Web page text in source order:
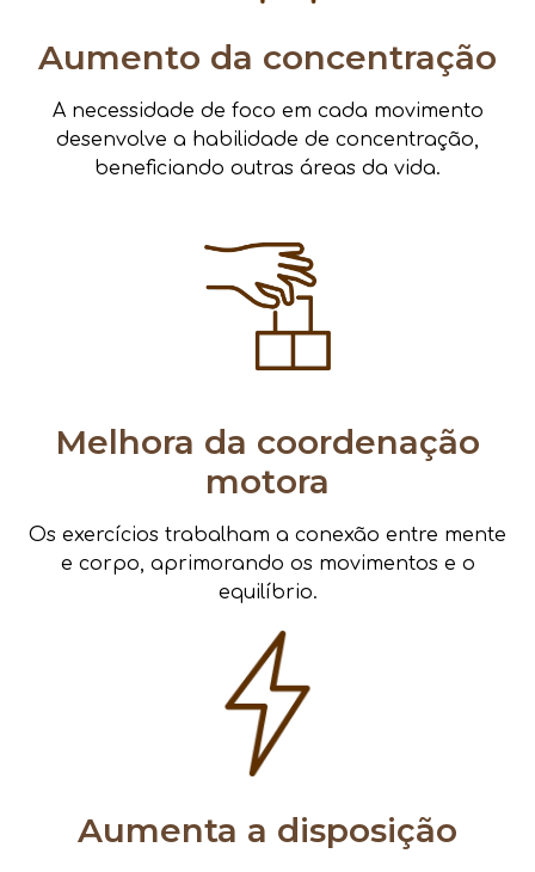
Aumento da concentração
A necessidade de foco em cada movimento
desenvolve a habilidade de concentração,
beneficiando outras áreas da vida.
Melhora da coordenação
motora
Os exercícios trabalham a conexão entre mente
e corpo, aprimorando os movimentos e o
equilíbrio.
Aumenta a disposição